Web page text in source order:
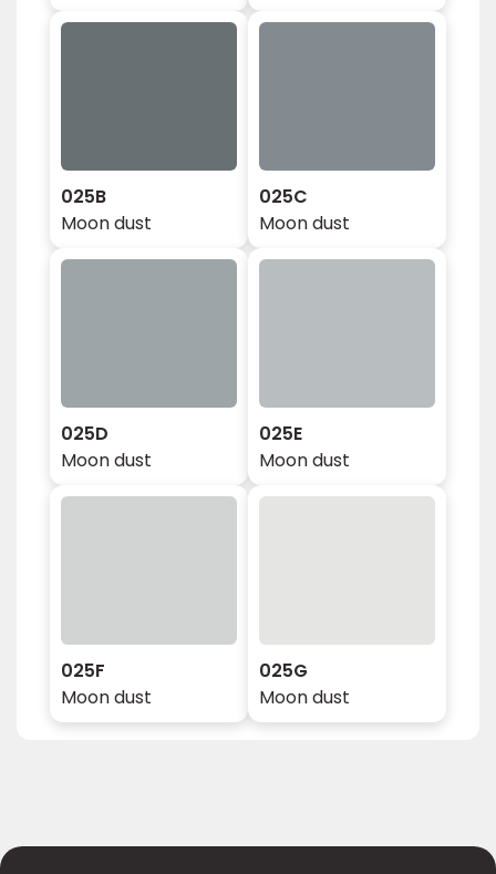
025B
Moon dust
025C
Moon dust
025D
Moon dust
025E
Moon dust
025F
Moon dust
025G
Moon dust